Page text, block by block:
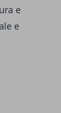
e
e